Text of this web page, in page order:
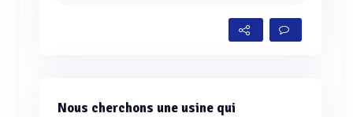
Nous cherchons une usine qui